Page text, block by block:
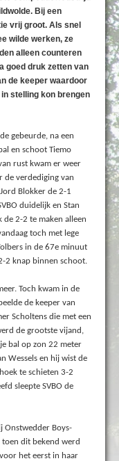
Bij een
vrij groot. Als snel
wilde werken, ze
alleen counteren
goed druk zetten van
de keeper waardoor
stelling kon brengen
gebeurde, na een
en schoot Tiemo
rust kwam er weer
de verdediging van
Blokker de 2-1
duidelijk en Stan
de 2-2 te maken alleen
toch met lege
in de 67e minuut
2 knap binnen schoot.
Toch kwam in de
de keeper van
Scholtens die met een
de grootste vijand,
bal op zon 22 meter
Wessels en hij wist de
te schieten 3-2
sleepte SVBO de
Onstwedder Boys-
toen dit bekend werd
het eerst in haar